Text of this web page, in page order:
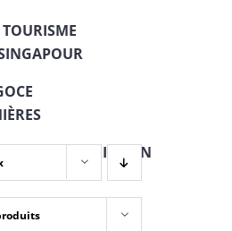
+ INSCRIPTION